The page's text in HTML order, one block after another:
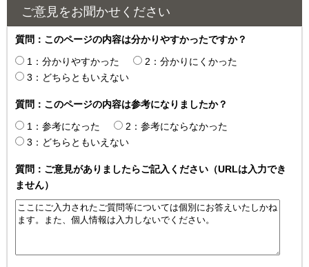
ご意見をお聞かせください
質問：このページの内容は分かりやすかったですか？
1：分かりやすかった
2：分かりにくかった
3：どちらともいえない
質問：このページの内容は参考になりましたか？
1：参考になった
2：参考にならなかった
3：どちらともいえない
質問：ご意見がありましたらご記入ください（URLは入力でき
ません）